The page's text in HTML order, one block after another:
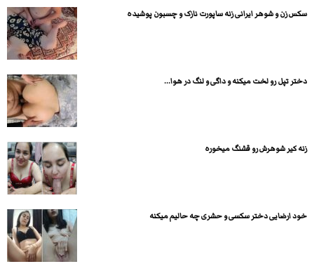
سکس زن و شوهر ایرانی زنه ساپورت نازک و چسبون پوشیده
دختر تپل رو لخت میکنه و داگی و لنگ در هوا...
زنه کیر شوهرش رو قشنگ میخوره
خود ارضایی دختر سکسی و حشری چه حالیم میکنه